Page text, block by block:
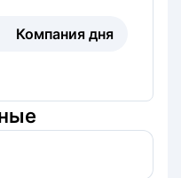
Компания дня